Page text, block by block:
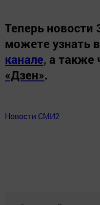
Теперь новости
можете узнать
канале, а также
«Дзен».
Новости СМИ2